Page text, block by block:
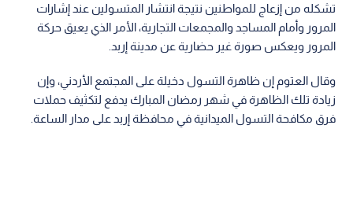
تشكله من إزعاج للمواطنين نتيجة انتشار المتسولين عند إشارات
المرور وأمام المساجد والمجمعات التجارية، الأمر الذي يعيق حركة
المرور ويعكس صورة غير حضارية عن مدينة إربد.
وقال العتوم إن ظاهرة التسول دخيلة على المجتمع الأردني، وإن
زيادة تلك الظاهرة في شهر رمضان المبارك يدفع لتكثيف حملات
فرق مكافحة التسول الميدانية في محافظة إربد على مدار الساعة.